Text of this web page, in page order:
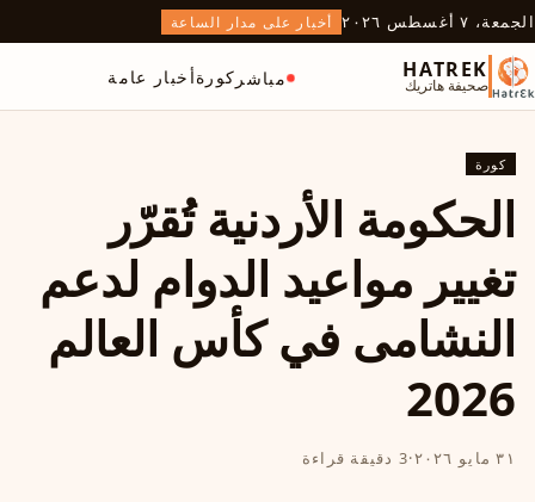
الجمعة، ٧ أغسطس ٢٠٢٦ أخبار على مدار الساعة
HATREK
صحيفة هاتريك مباشر كورةأخبار عامة
كورة
الحكومة الأردنية تُقرّر
تغيير مواعيد الدوام لدعم
النشامى في كأس العالم
2026
٣١ مايو ٢٠٢٦ ·3 دقيقة قراءة